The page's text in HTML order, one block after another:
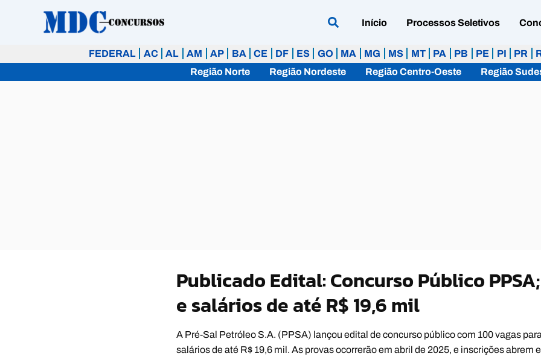
Início Processos Seletivos
FEDERAL AC AL AM AP BA CE DF ES GO MA MG MS MT PA PB PE PI PR
Região Norte
Região Nordeste Região Centro-Oeste Região
Publicado Edital: Concurso Público
e salários de até R$ 19,6 mil
A Pré-Sal Petróleo S.A. (PPSA) lançou edital de concurso público com 100 vagas
salários de até R$ 19,6 mil. As provas ocorrerão em abril de 2025, e inscrições abrem